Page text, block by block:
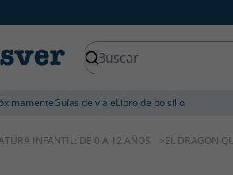
Guías de viajeLibro de bolsillo
INFANTIL: DE 0 A 12 AÑOS EL DRAGÓN